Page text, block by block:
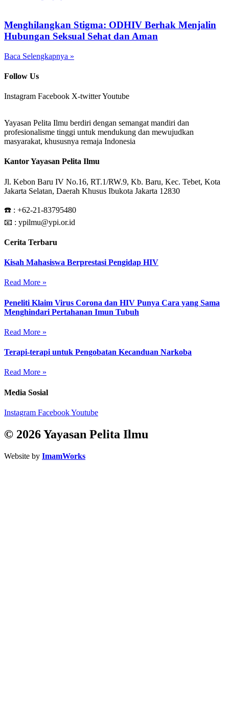
Menghilangkan Stigma: ODHIV Berhak Menjalin
Hubungan Seksual Sehat dan Aman
Baca Selengkapnya »
Follow Us
Instagram Facebook X-twitterYoutube
Yayasan Pelita Ilmu berdiri dengan semangat mandiri dan
profesionalisme tinggi untuk mendukung dan mewujudkan
masyarakat, khususnya remaja Indonesia
Kantor Yayasan Pelita Ilmu
Jl. Kebon Baru IV No.16, RT.1/RW.9, Kb. Baru, Kec. Tebet, Kota
Jakarta Selatan, Daerah Khusus Ibukota Jakarta 12830
☎️ : +62-21-83795480
📧 : ypilmu@ypi.or.id
Cerita Terbaru
Kisah Mahasiswa Berprestasi Pengidap HIV
Read More »
Peneliti Klaim Virus Corona dan HIV Punya Cara yang Sama
Menghindari Pertahanan Imun Tubuh
Read More »
Terapi-terapi untuk Pengobatan Kecanduan Narkoba
Read More »
Media Sosial
Instagram FacebookYoutube
© 2026 Yayasan Pelita Ilmu
Website by ImamWorks